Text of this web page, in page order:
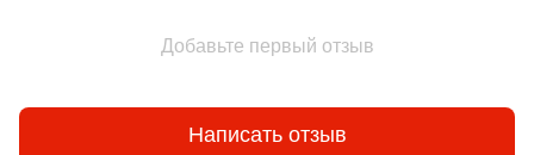
Добавьте первый отзыв
Написать отзыв